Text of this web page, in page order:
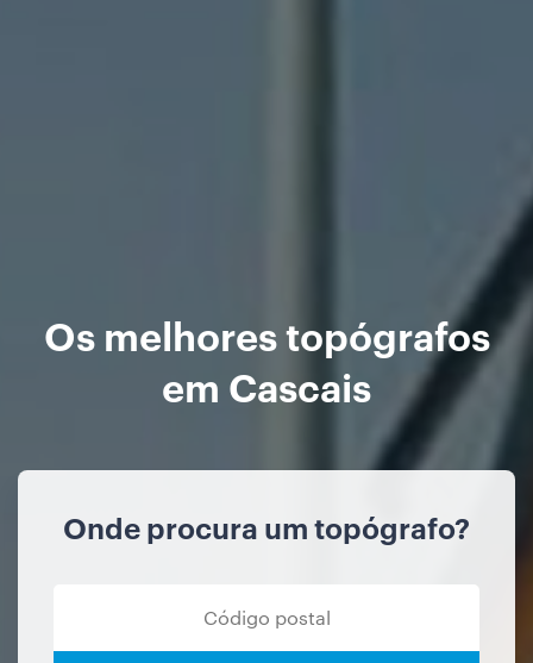
Os melhores topógrafos
em Cascais
Onde procura um topógrafo?